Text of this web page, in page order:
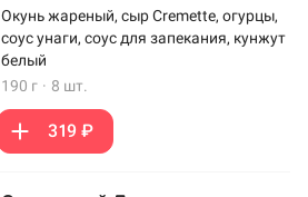
Окунь жареный, сыр Cremette, огурцы,
соус унаги, соус для запекания, кунжут
белый
190 г · 8 шт.
319 ₽